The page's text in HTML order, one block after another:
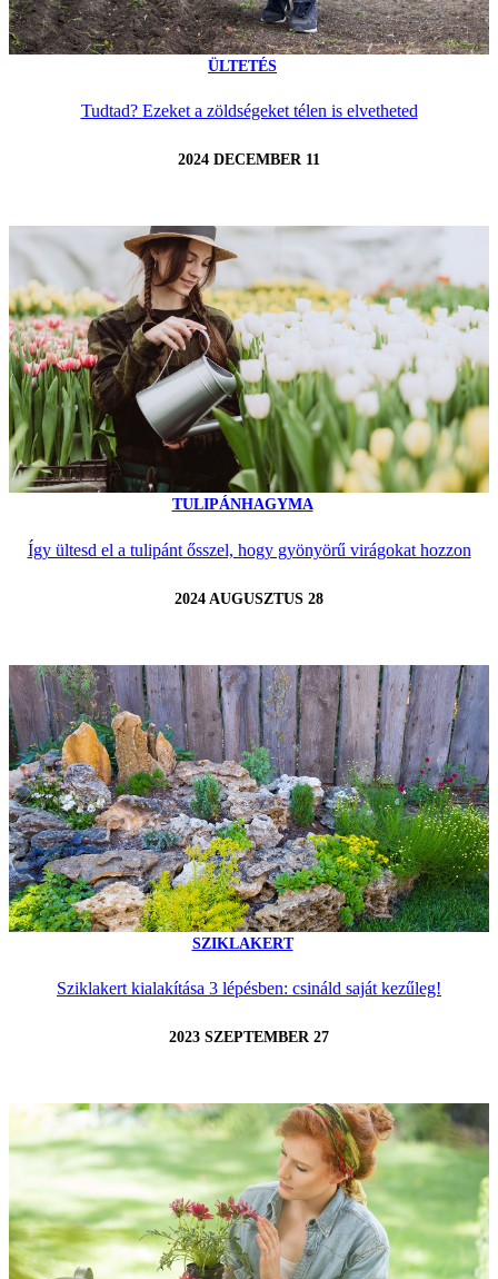
ÜLTETÉS
Tudtad? Ezeket a zöldségeket télen is elvetheted
2024 DECEMBER 11
TULIPÁNHAGYMA
Így ültesd el a tulipánt ősszel, hogy gyönyörű virágokat hozzon
2024 AUGUSZTUS 28
SZIKLAKERT
Sziklakert kialakítása 3 lépésben: csináld saját kezűleg!
2023 SZEPTEMBER 27